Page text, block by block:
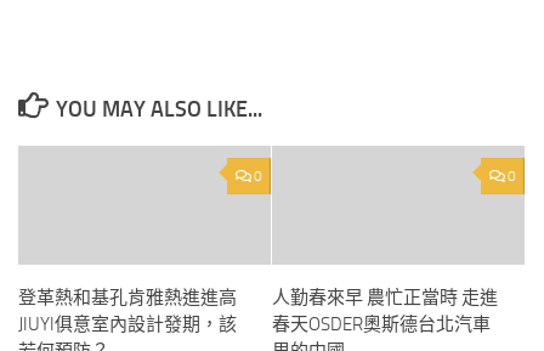
YOU MAY ALSO LIKE...
0
登革熱和基孔肯雅熱進進高
JIUYI俱意室內設計發期，該
0
人勤春來早 農忙正當時 走進
春天OSDER奧斯德台北汽車